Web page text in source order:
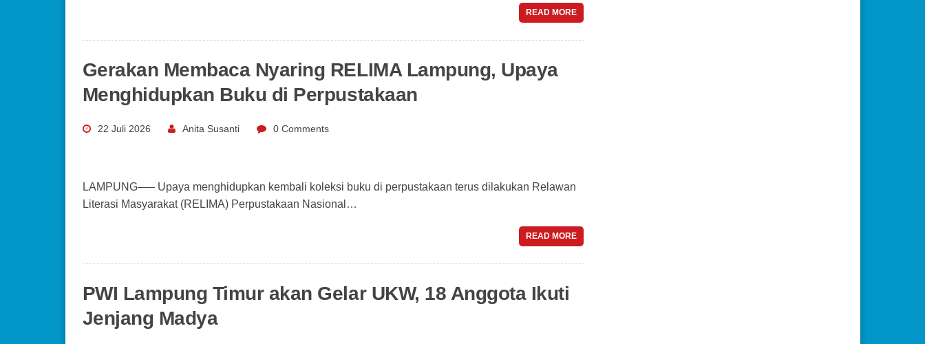
READ MORE
Gerakan Membaca Nyaring RELIMA Lampung, Upaya
Menghidupkan Buku di Perpustakaan
22 Juli 2026 Anita Susanti 0 Comments
LAMPUNG—– Upaya menghidupkan kembali koleksi buku di perpustakaan terus dilakukan Relawan
Literasi Masyarakat (RELIMA) Perpustakaan Nasional…
READ MORE
PWI Lampung Timur akan Gelar UKW, 18 Anggota Ikuti
Jenjang Madya